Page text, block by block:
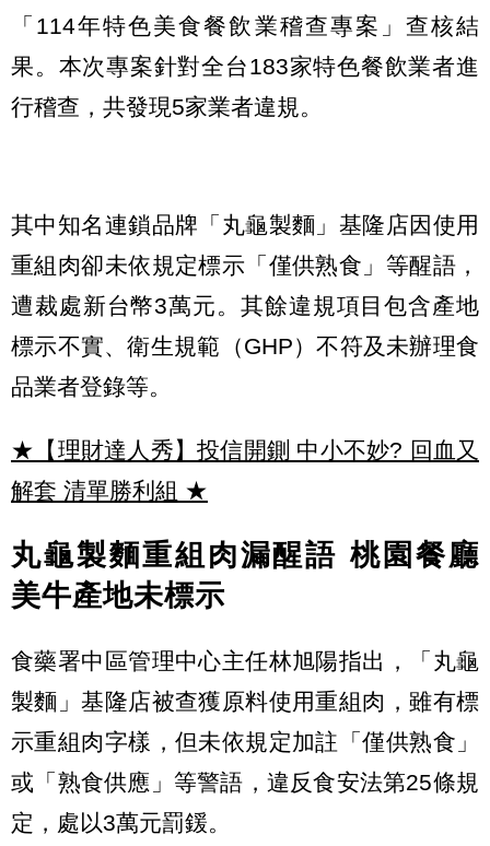
「114年特色美食餐飲業稽查專案」查核結
果。本次專案針對全台183家特色餐飲業者進
行稽查，共發現5家業者違規。
其中知名連鎖品牌「丸龜製麵」基隆店因使用
重組肉卻未依規定標示「僅供熟食」等醒語，
遭裁處新台幣3萬元。其餘違規項目包含產地
標示不實、衛生規範（GHP）不符及未辦理食
品業者登錄等。
★【理財達人秀】投信開鍘 中小不妙? 回血又
解套 清單勝利組 ★
丸龜製麵重組肉漏醒語 桃園餐廳
美牛產地未標示
食藥署中區管理中心主任林旭陽指出，「丸龜
製麵」基隆店被查獲原料使用重組肉，雖有標
示重組肉字樣，但未依規定加註「僅供熟食」
或「熟食供應」等警語，違反食安法第25條規
定，處以3萬元罰鍰。